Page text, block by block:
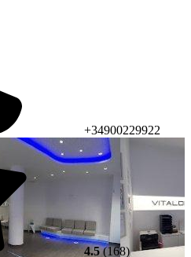
+34900229922
4.5(168)